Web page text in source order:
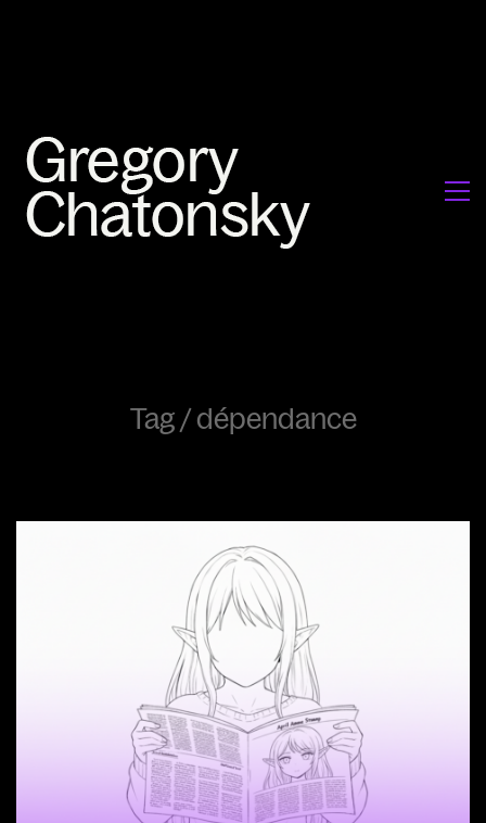
Tag /dépendance